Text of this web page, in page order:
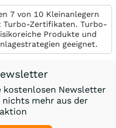
7 von 10 Kleinanlegern
Turbo-Zertifikaten. Turbo-
Produkte und
geeignet.
kostenlosen Newsletter
nichts mehr aus der